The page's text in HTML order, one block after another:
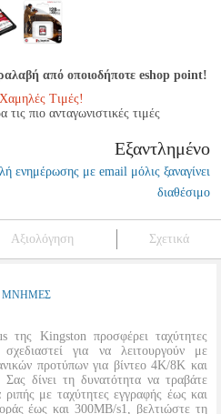
από οποιοδήποτε eshop point!
Τιμές!
πιο ανταγωνιστικές τιμές
Εξαντλημένο
ενημέρωσης με email μόλις ξαναγίνει
διαθέσιμο
Αξιολόγηση Σχετικά
ΜΝΗΜΕΣ
Kingston προσφέρει ταχύτητες
για να λειτουργούν με
προτύπων για βίντεο 4K/8K και
δίνει τη δυνατότητα να τραβάτε
ριπής με ταχύτητες εγγραφής έως και
έως και 300MB/s1, βελτιώστε τη